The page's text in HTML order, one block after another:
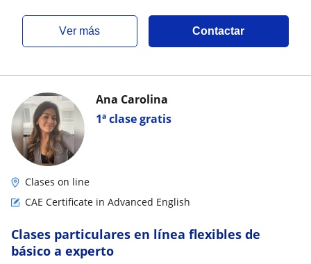
ver más Contactar
1ª clase gratis
Ana Carolina
Clases on line
CAE Certificate in Advanced English
Clases particulares en línea flexibles de
básico a experto